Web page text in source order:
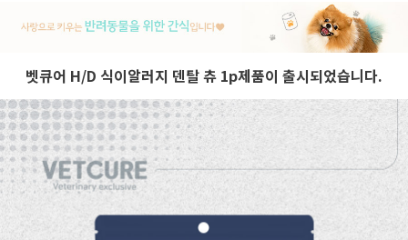
벳큐어 H/D 식이알러지 덴탈 츄 1p제품이 출시되었습니다.